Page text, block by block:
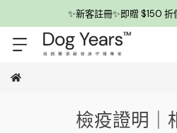
✨新客註冊✨即贈 $150
✨新定期訂閱新制上線
檢疫證明｜